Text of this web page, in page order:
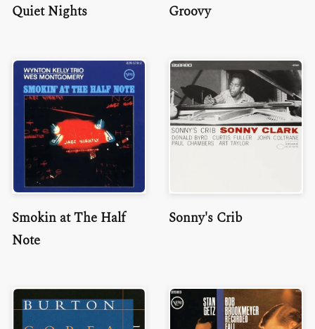
Quiet Nights Groovy
Smokin at The Half
Note
Sonny's Crib